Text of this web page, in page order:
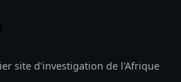
site d'investigation de l'Afrique